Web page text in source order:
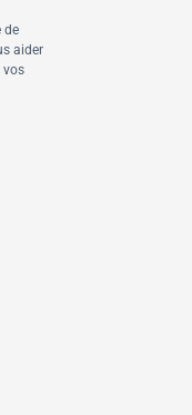
de
aider
vos